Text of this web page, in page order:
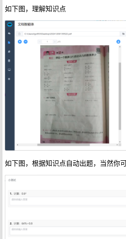
如下图，理解知识点
如下图，根据知识点自动出题，当然你